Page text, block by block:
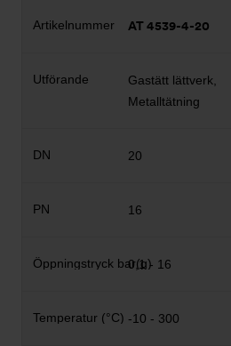
AT 4539-4-20
Gastätt lättverk,
Metalltätning
20
16
0,1 - 16
-10 - 300